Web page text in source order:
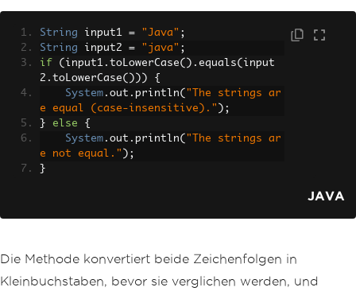
String input1 = "Java" ;
String input2 = "java" ;
if
( input1 . toLowerCase(). equals( input
2 . toLowerCase()))
{
System . out . println( "The strings ar
e equal (case-insensitive)." );
}
else
{
System . out . println( "The strings ar
e not equal." );
}
JAVA
Die Methode konvertiert beide Zeichenfolgen in
Kleinbuchstaben, bevor sie verglichen werden, und